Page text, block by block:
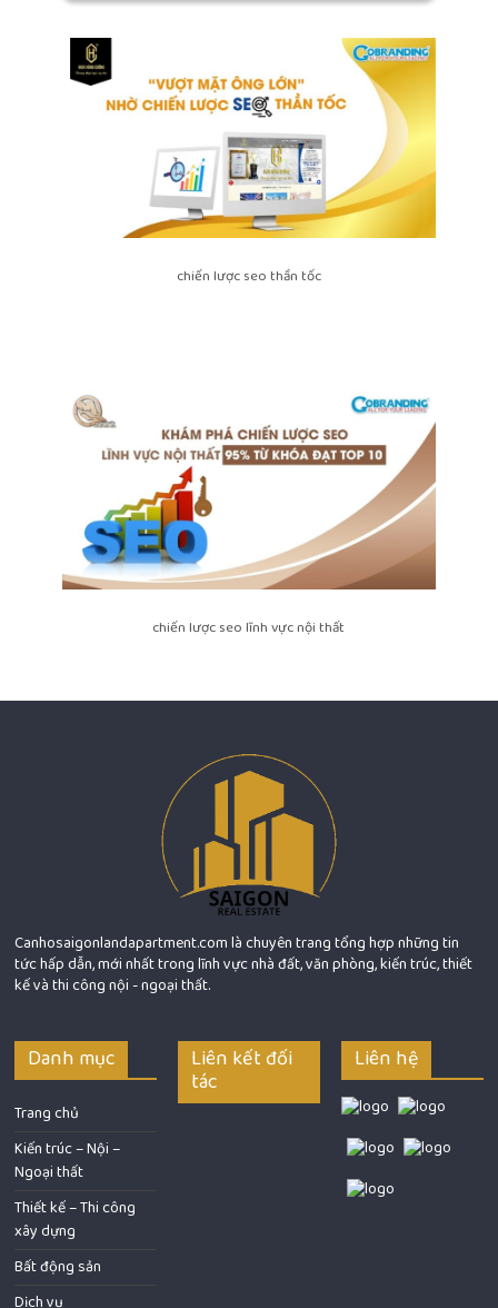
chiến lược seo thần tốc
chiến lược seo lĩnh vực nội thất
Canhosaigonlandapartment.com là chuyên trang tổng hợp những tin
tức hấp dẫn, mới nhất trong lĩnh vực nhà đất, văn phòng, kiến trúc, thiết
kế và thi công nội - ngoại thất.
Danh mục
Trang chủ
Kiến trúc – Nội –
Ngoại thất
Thiết kế – Thi công
xây dựng
Bất động sản
Dịch vụ
Liên kết đối
tác
Liên hệ